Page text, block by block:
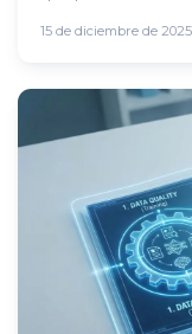
15 de diciembre de 2025